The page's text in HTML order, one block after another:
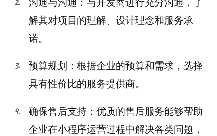
解其对项目的理解、设计理念和服务承
诺。
预算规划：根据企业的预算和需求，选择
具有性价比的服务提供商。
确保售后支持：优质的售后服务能够帮助
企业在小程序运营过程中解决各类问题，